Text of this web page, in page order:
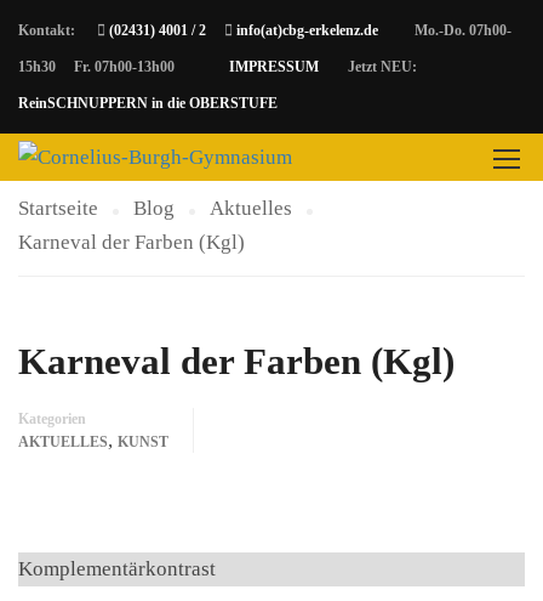
Kontakt: (02431) 4001 / 2 info(at)cbg-erkelenz.de Mo.-Do. 07h00-
15h30 Fr. 07h00-13h00 IMPRESSUM Jetzt NEU:
ReinSCHNUPPERN in die OBERSTUFE
AKTUELLES
Startseite Blog
Aktuelles
Karneval der Farben (Kgl)
Karneval der Farben (Kgl)
Kategorien
AKTUELLES, KUNST
Komplementärkontrast